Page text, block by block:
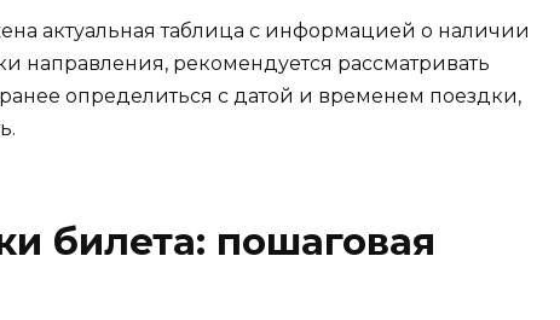
актуальная таблица с информацией о наличии
направления, рекомендуется рассматривать
определиться с датой и временем поездки,
билета: пошаговая